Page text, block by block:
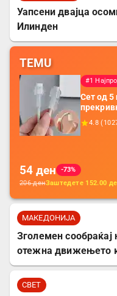
Уапсени двајца
Илинден
TEMU
#1
Сет од
4.8 (
54 ден
-73%
206денЗаштедете 152.00
МАКЕДОНИЈА
Зголемен сообраќај
отежна движењето
СВЕТ